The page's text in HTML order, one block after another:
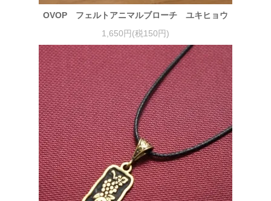
OVOP フェルトアニマルブローチ ユキヒョウ
1,650円(税150円)